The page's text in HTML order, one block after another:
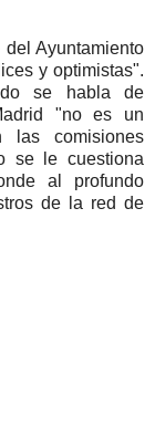
Ayuntamiento
y optimistas".
se habla de
"no es un
comisiones
se le cuestiona
al profundo
de la red de